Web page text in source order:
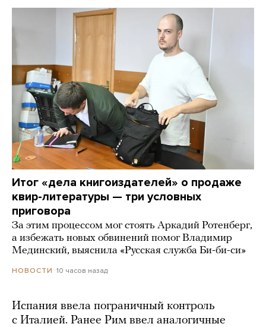
Итог «дела книгоиздателей» о продаже
квир-литературы — три условных
приговора
За этим процессом мог стоять Аркадий Ротенберг,
а избежать новых обвинений помог Владимир
Мединский, выяснила «Русская служба Би-би-си»
НОВОСТИ 10 часов назад
Испания ввела пограничный контроль
с Италией. Ранее Рим ввел аналогичные